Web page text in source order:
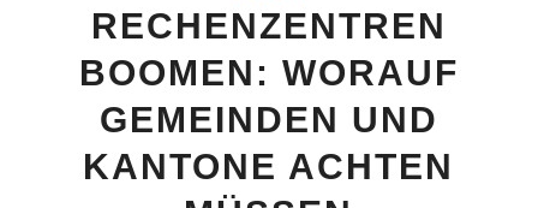
RECHENZENTREN
BOOMEN: WORAUF
GEMEINDEN UND
KANTONE ACHTEN